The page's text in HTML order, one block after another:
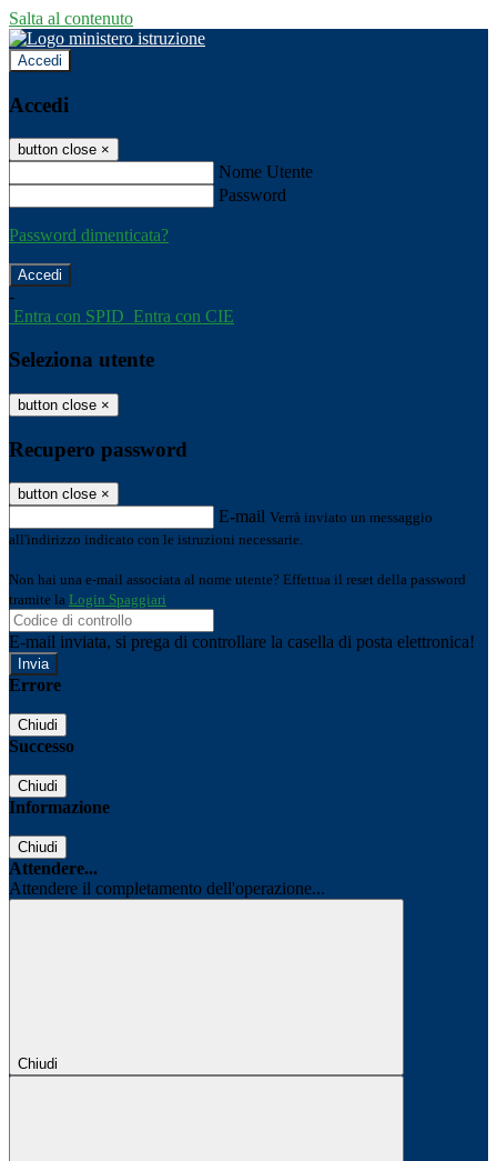
Salta al contenuto
Accedi
Accedi
button close ×
Nome Utente
Password
Password dimenticata?
-
Entra con SPID Entra con CIE
Seleziona utente
button close ×
Recupero password
button close ×
E-mail Verrà inviato un messaggio
all'indirizzo indicato con le istruzioni necessarie.
Non hai una e-mail associata al nome utente? Effettua il reset della password
tramite la Login Spaggiari
E-mail inviata, si prega di controllare la casella di posta elettronica!
Errore
Chiudi
Successo
Chiudi
Informazione
Chiudi
Attendere...
Attendere il completamento dell'operazione...
Chiudi